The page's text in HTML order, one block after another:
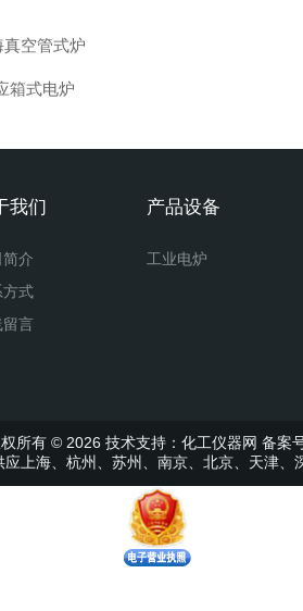
空管式炉
箱式电炉
我们
介
方式
留言
产品设备
工业电炉
所有 © 2026 技术支持： 化工仪器网 备案
应上海、杭州、苏州、南京、北京、天津、